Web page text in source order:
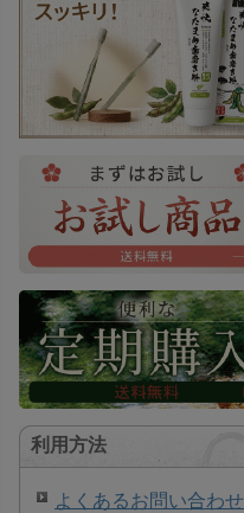
利用方法
よくあるお問い合わせ